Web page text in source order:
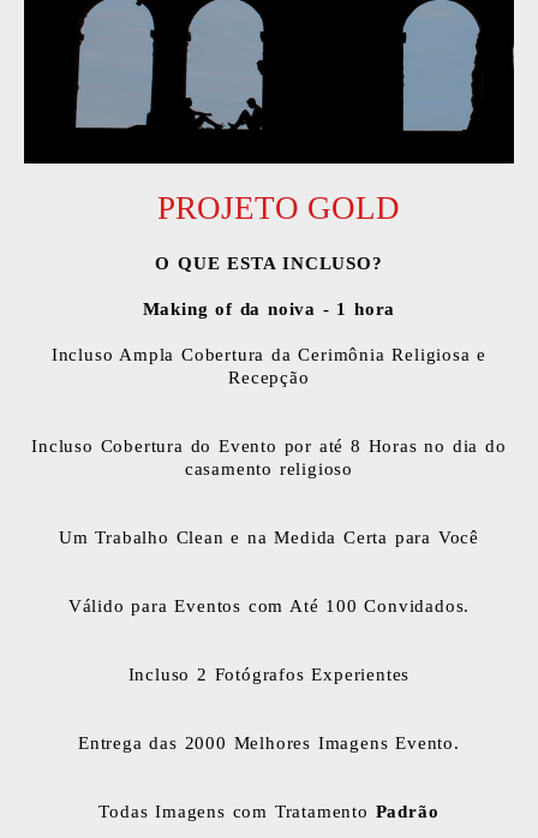
PROJETO GOLD
O QUE ESTA INCLUSO?
Making of da noiva - 1 hora
Incluso Ampla Cobertura da Cerimônia Religiosa e
Recepção
Incluso Cobertura do Evento por até 8 Horas no dia do
casamento religioso
Um Trabalho Clean e na Medida Certa para Você
Válido para Eventos com Até 100 Convidados.
Incluso 2 Fotógrafos Experientes
Entrega das 2000 Melhores Imagens Evento.
Todas Imagens com Tratamento Padrão